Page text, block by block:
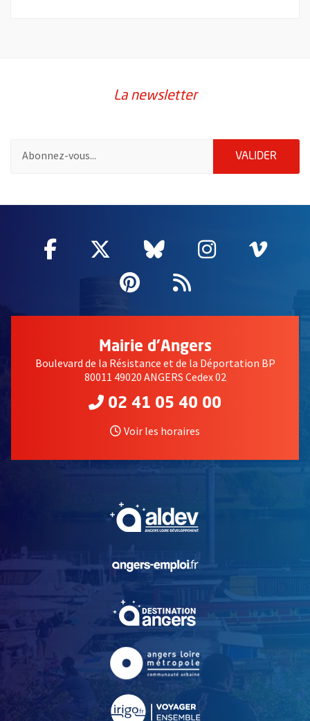
La newsletter
VALIDER
Facebook
, Ouvre une nouvelle fenêtre
Twitter
, Ouvre une nouvelle
Bluesky
, Ouvre une
Instagram
, Ouvre
,
Pinterest
, Ouvre une
Flux RSS
Mairie d'Angers
Boulevard de la Résistance et de la Déportation BP
80011 49020 ANGERS Cedex 02
02 41 05 40 00
Voir les horaires
, Ouvre une nouvelle
, Ouvre une nouvelle